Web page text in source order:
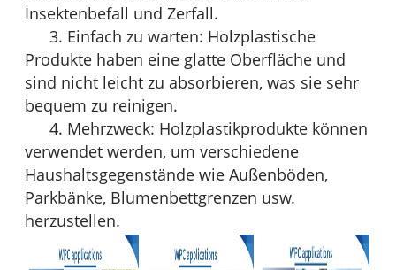
Insektenbefall und Zerfall.
3. Einfach zu warten: Holzplastische
Produkte haben eine glatte Oberfläche und
sind nicht leicht zu absorbieren, was sie sehr
bequem zu reinigen.
4. Mehrzweck: Holzplastikprodukte können
verwendet werden, um verschiedene
Haushaltsgegenstände wie Außenböden,
Parkbänke, Blumenbettgrenzen usw.
herzustellen.